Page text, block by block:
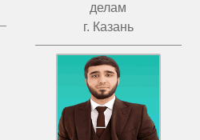
делам
г. Казань